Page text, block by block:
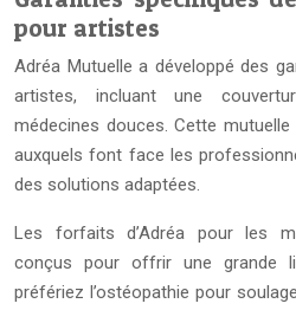
pour artistes
Adréa Mutuelle a développé des
artistes, incluant une
médecines douces. Cette
auxquels font face les
des solutions adaptées.
Les forfaits d’Adréa pour les
conçus pour offrir une grande
préfériez l’ostéopathie pour